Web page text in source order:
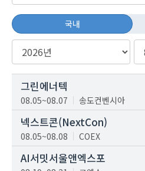
국내
그린에너텍
08.05~08.07 송도컨벤시아
넥스트콘(NextCon)
08.05~08.08 COEX
AI서밋서울앤엑스포